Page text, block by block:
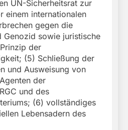
UN-Sicherheitsrat zur
einem internationalen
gegen die
Genozid sowie juristische
der
(5) Schließung der
und Ausweisung von
der
und des
(6) vollständiges
Lebensadern des